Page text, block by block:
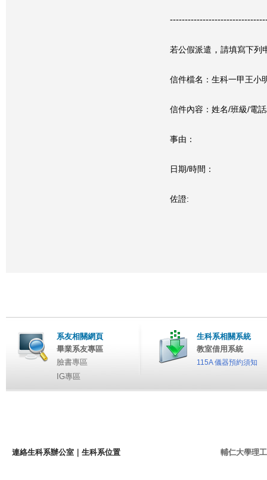
若公假派遣 ， 請填寫下列
信件檔名：生科一甲王小
信件內容：姓名/班級/電
事由：
日期/時間：
佐證:
系友相關網頁
畢業系友專區
臉書專區
IG專區
生科系相關系統
教室借用系統
115A 儀器預約須知
連絡生科系辦公室 生科系位置 輔仁大學理